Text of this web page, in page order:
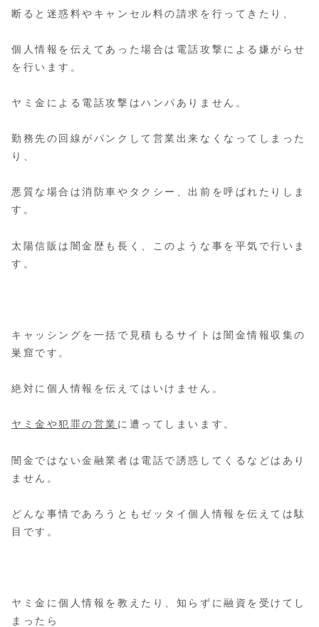
断ると迷惑料やキャンセル料の請求を行ってきたり、
個人情報を伝えてあった場合は電話攻撃による嫌がらせ
を行います。
ヤミ金による電話攻撃はハンパありません。
勤務先の回線がパンクして営業出来なくなってしまった
り、
悪質な場合は消防車やタクシー、出前を呼ばれたりしま
す。
太陽信販は闇金歴も長く、このような事を平気で行いま
す。
キャッシングを一括で見積もるサイトは闇金情報収集の
巣窟です。
絶対に個人情報を伝えてはいけません。
ヤミ金や犯罪の営業 に遭ってしまいます。
闇金ではない金融業者は電話で誘惑してくるなどはあり
ません。
どんな事情であろうともゼッタイ個人情報を伝えては駄
目です。
ヤミ金に個人情報を教えたり、知らずに融資を受けてし
まったら